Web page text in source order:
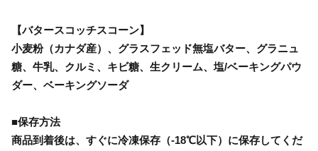
【バタースコッチスコーン】
小麦粉（カナダ産）、グラスフェッド無塩バター、グラニュ
糖、牛乳、クルミ、キビ糖、生クリーム、塩/ベーキングパウ
ダー、ベーキングソーダ
■保存方法
商品到着後は、すぐに冷凍保存（-18℃以下）に保存してくだ